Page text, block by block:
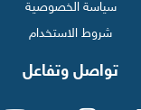
سياسة الخصوصية
شروط الاستخدام
تواصل وتفاعل